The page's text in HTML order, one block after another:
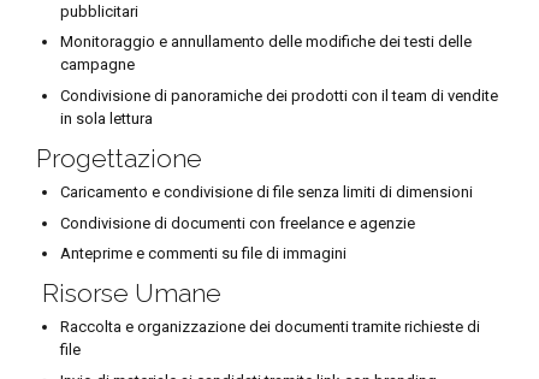
pubblicitari
Monitoraggio e annullamento delle modifiche dei testi delle
campagne
Condivisione di panoramiche dei prodotti con il team di vendite
in sola lettura
Progettazione
Caricamento e condivisione di file senza limiti di dimensioni
Condivisione di documenti con freelance e agenzie
Anteprime e commenti su file di immagini
Risorse Umane
Raccolta e organizzazione dei documenti tramite richieste di
file